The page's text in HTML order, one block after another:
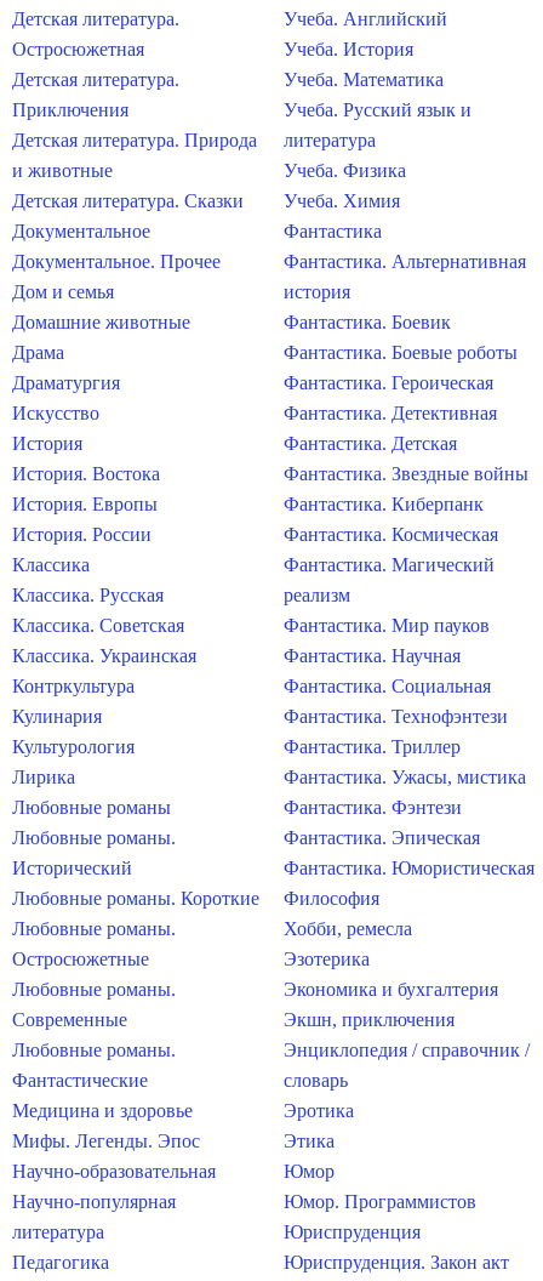
Детская литература.
Остросюжетная
Детская литература.
Приключения
Детская литература. Природа
и животные
Детская литература. Сказки
Документальное
Документальное. Прочее
Дом и семья
Домашние животные
Драма
Драматургия
Искусство
История
История. Востока
История. Европы
История. России
Классика
Классика. Русская
Классика. Советская
Классика. Украинская
Контркультура
Кулинария
Культурология
Лирика
Любовные романы
Любовные романы.
Исторический
Любовные романы. Короткие
Любовные романы.
Остросюжетные
Любовные романы.
Современные
Любовные романы.
Фантастические
Медицина и здоровье
Мифы. Легенды. Эпос
Научно-образовательная
Научно-популярная
литература
Педагогика
Учеба. Английский
Учеба. История
Учеба. Математика
Учеба. Русский язык и
литература
Учеба. Физика
Учеба. Химия
Фантастика
Фантастика. Альтернативная
история
Фантастика. Боевик
Фантастика. Боевые роботы
Фантастика. Героическая
Фантастика. Детективная
Фантастика. Детская
Фантастика. Звездные войны
Фантастика. Киберпанк
Фантастика. Космическая
Фантастика. Магический
реализм
Фантастика. Мир пауков
Фантастика. Научная
Фантастика. Социальная
Фантастика. Технофэнтези
Фантастика. Триллер
Фантастика. Ужасы, мистика
Фантастика. Фэнтези
Фантастика. Эпическая
Фантастика. Юмористическая
Философия
Хобби, ремесла
Эзотерика
Экономика и бухгалтерия
Экшн, приключения
Энциклопедия / справочник /
словарь
Эротика
Этика
Юмор
Юмор. Программистов
Юриспруденция
Юриспруденция. Закон акт